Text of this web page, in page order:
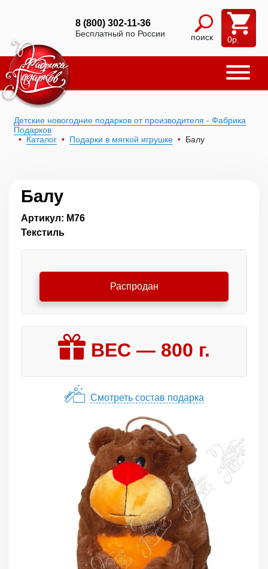
8 (800) 302-11-36
Бесплатный по России поиск 0р.
Детские новогодние подарков от производителя - Фабрика
Подарков
Каталог
Подарки в мягкой игрушке Балу
Балу
Артикул: М76
Текстиль
Распродан
ВЕС — 800 г.
Смотреть состав подарка